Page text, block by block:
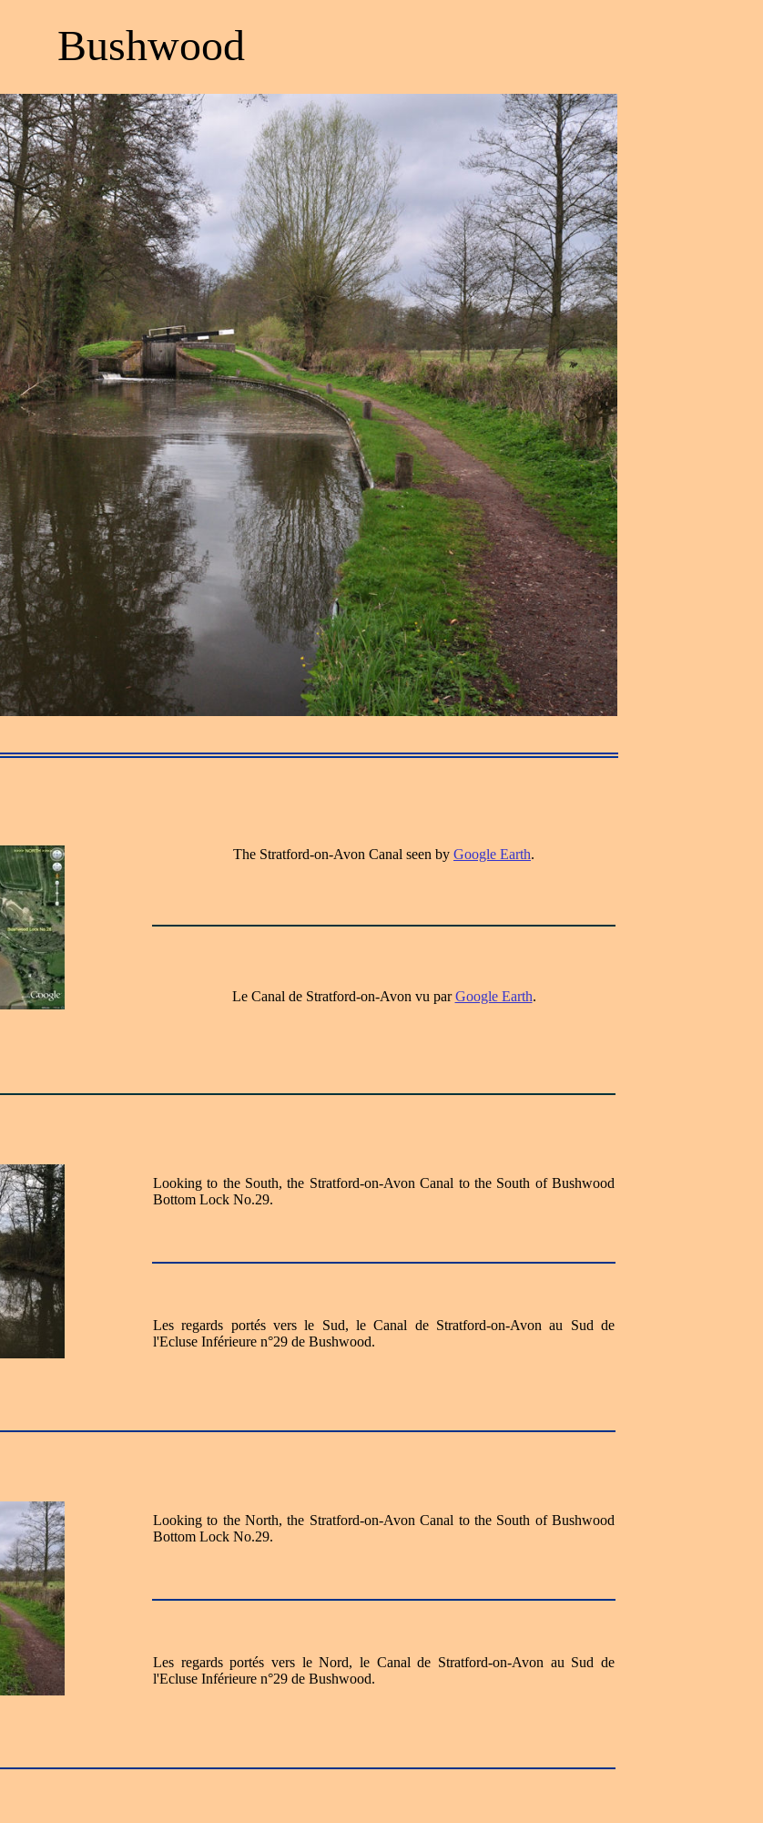
Bushwood
The Stratford-on-Avon Canal seen by Google Earth.
Le Canal de Stratford-on-Avon vu parGoogle Earth.
Looking to the South, the Stratford-on-Avon Canal to the South of Bushwood
Bottom Lock No.29.
Les regards portés vers le Sud, le Canal de Stratford-on-Avon au Sud de
l'Ecluse Inférieure n°29 de Bushwood.
Looking to the North, the Stratford-on-Avon Canal to the South of Bushwood
Bottom Lock No.29.
Les regards portés vers le Nord, le Canal de Stratford-on-Avon au Sud de
l'Ecluse Inférieure n°29 de Bushwood.